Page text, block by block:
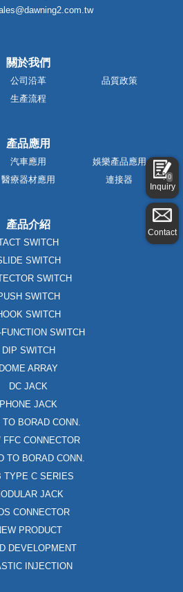
0
Inquiry
Contact
關於我們
公司沿革
品質政策
生產流程
產品應用
汽車應用
娛樂產品應用
醫療器材應用 連接器
產品介紹
SWITCH
SWITCH
SWITCH
SWITCH
SWITCH
FUNCTION SWITCH
DIP SWITCH
DOME ARRAY
DC JACK
PHONE JACK
TO BORAD CONN.
FFC CONNECTOR
TO BORAD CONN.
TYPE C SERIES
JACK
CONNECTOR
PRODUCT
DEVELOPMENT
INJECTION